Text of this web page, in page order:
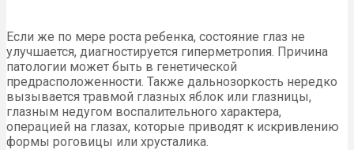
Если же по мере роста ребенка, состояние глаз не
улучшается, диагностируется гиперметропия. Причина
патологии может быть в генетической
предрасположенности. Также дальнозоркость нередко
вызывается травмой глазных яблок или глазницы,
глазным недугом воспалительного характера,
операцией на глазах, которые приводят к искривлению
формы роговицы или хрусталика.